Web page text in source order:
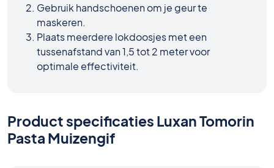
Gebruik handschoenen om je geur te
maskeren.
Plaats meerdere lokdoosjes met een
tussenafstand van 1,5 tot 2 meter voor
optimale effectiviteit.
Product specificaties Luxan Tomorin
Pasta Muizengif